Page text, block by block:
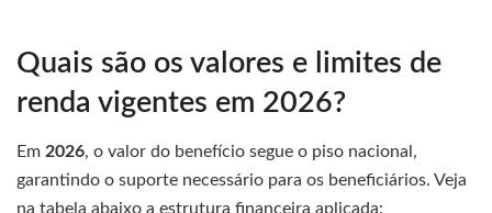
Quais são os valores e limites de
renda vigentes em 2026?
Em 2026, o valor do benefício segue o piso nacional,
garantindo o suporte necessário para os beneficiários. Veja
na tabela abaixo a estrutura financeira aplicada: